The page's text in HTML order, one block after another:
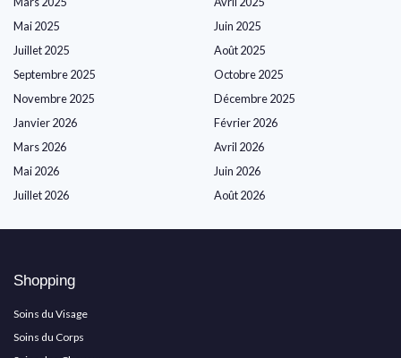
Mai 2025
Juin 2025
Juillet 2025
Août 2025
Septembre 2025
Octobre 2025
Novembre 2025
Décembre 2025
Janvier 2026
Février 2026
Mars 2026
Avril 2026
Mai 2026
Juin 2026
Juillet 2026
Août 2026
Shopping
Soins du Visage
Soins du Corps